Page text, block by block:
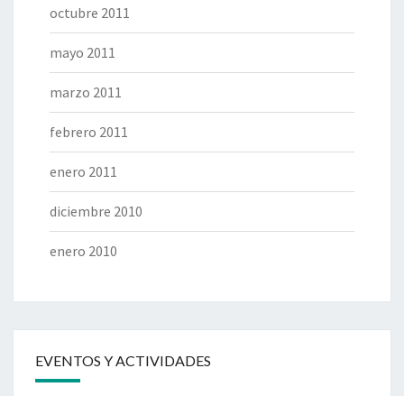
octubre 2011
mayo 2011
marzo 2011
febrero 2011
enero 2011
diciembre 2010
enero 2010
EVENTOS Y ACTIVIDADES